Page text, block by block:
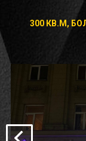
300 КВ.М,